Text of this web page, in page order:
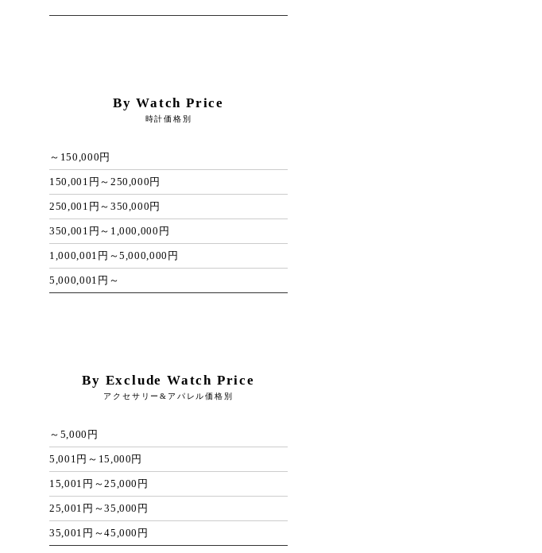
By Watch Price
時計価格別
～150,000円
150,001円～250,000円
250,001円～350,000円
350,001円～1,000,000円
1,000,001円～5,000,000円
5,000,001円～
By Exclude Watch Price
アクセサリー&アパレル価格別
～5,000円
5,001円～15,000円
15,001円～25,000円
25,001円～35,000円
35,001円～45,000円